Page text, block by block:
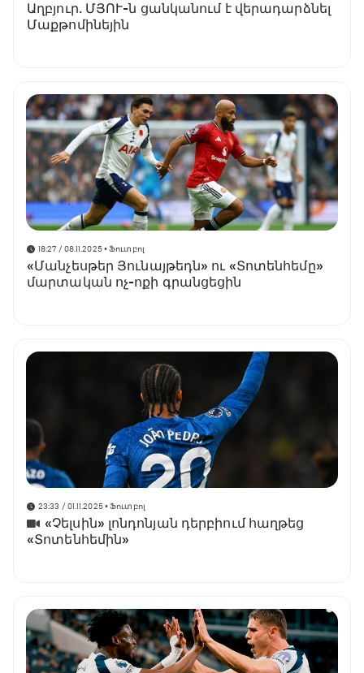
Աղբյուր․ ՄՅՈՒ-ն ցանկանում է վերադարձնել
Մաքթոմինեյին
18:27 / 08.11.2025• Ֆուտբոլ
«Մանչեսթեր Յունայթեդն» ու «Տոտենհեմը»
մարտական ոչ-ոքի գրանցեցին
23:33 / 01.11.2025• Ֆուտբոլ
«Չելսին» լոնդոնյան դերբիում հաղթեց
«Տոտենհեմին»